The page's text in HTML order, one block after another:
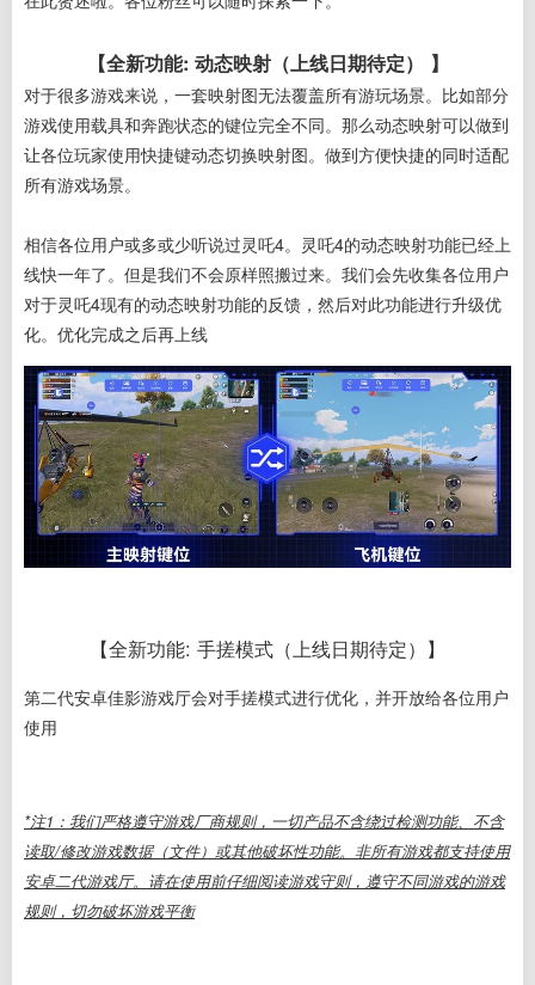
【全新功能: 动态映射（上线日期待定） 】
对于很多游戏来说，一套映射图无法覆盖所有游玩场景。比如部分
游戏使用载具和奔跑状态的键位完全不同。那么动态映射可以做到
让各位玩家使用快捷键动态切换映射图。做到方便快捷的同时适配
所有游戏场景。
相信各位用户或多或少听说过灵吒4。灵吒4的动态映射功能已经上
线快一年了。但是我们不会原样照搬过来。我们会先收集各位用户
对于灵吒4现有的动态映射功能的反馈，然后对此功能进行升级优
化。优化完成之后再上线
【全新功能: 手搓模式（上线日期待定）】
第二代安卓佳影游戏厅会对手搓模式进行优化，并开放给各位用户
使用
*注1：我们严格遵守游戏厂商规则，一切产品不含绕过检测功能、不含
读取/修改游戏数据（文件）或其他破坏性功能。非所有游戏都支持使用
安卓二代游戏厅。请在使用前仔细阅读游戏守则，遵守不同游戏的游戏
规则，切勿破坏游戏平衡